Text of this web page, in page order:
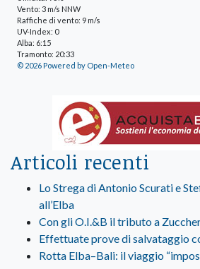
Vento: 3 m/s NNW
Raffiche di vento: 9 m/s
UV-Index: 0
Alba: 6:15
Tramonto: 20:33
© 2026 Powered by Open-Meteo
Articoli recenti
Lo Strega di Antonio Scurati e
all’Elba
Con gli O.I.&B il tributo a
Effettuate prove di salvataggio
Rotta Elba–Bali: il viaggio